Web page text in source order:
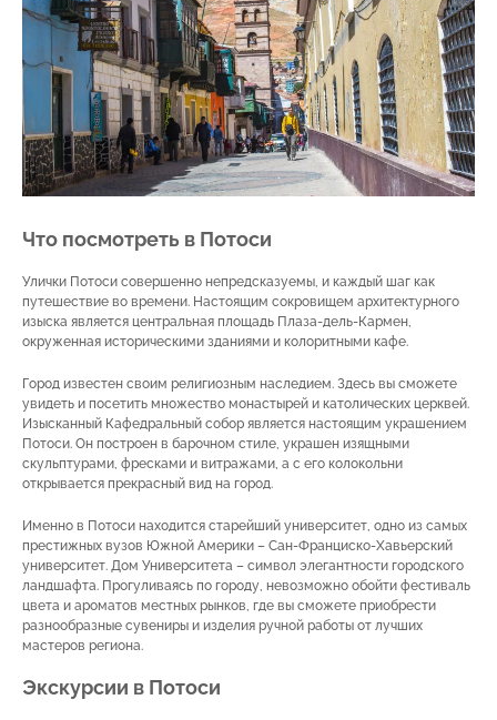
Что посмотреть в Потоси
Улички Потоси совершенно непредсказуемы, и каждый шаг как
путешествие во времени. Настоящим сокровищем архитектурного
изыска является центральная площадь Плаза-дель-Кармен,
окруженная историческими зданиями и колоритными кафе.
Город известен своим религиозным наследием. Здесь вы сможете
увидеть и посетить множество монастырей и католических церквей.
Изысканный Кафедральный собор является настоящим украшением
Потоси. Он построен в барочном стиле, украшен изящными
скульптурами, фресками и витражами, а с его колокольни
открывается прекрасный вид на город.
Именно в Потоси находится старейший университет, одно из самых
престижных вузов Южной Америки – Сан-Франциско-Хавьерский
университет. Дом Университета – символ элегантности городского
ландшафта. Прогуливаясь по городу, невозможно обойти фестиваль
цвета и ароматов местных рынков, где вы сможете приобрести
разнообразные сувениры и изделия ручной работы от лучших
мастеров региона.
Экскурсии в Потоси